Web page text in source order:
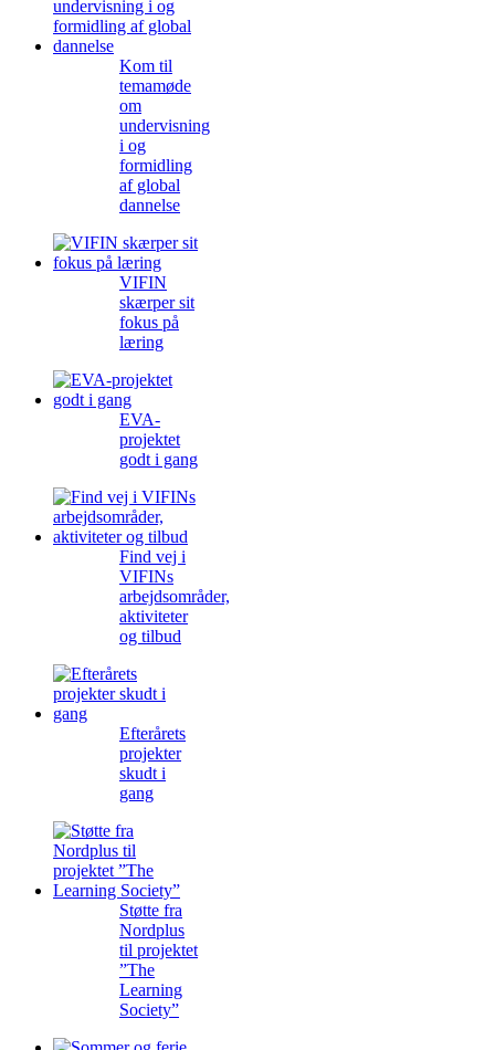
Kom til
temamøde
om
undervisning
i og
formidling
af global
dannelse
VIFIN
skærper sit
fokus på
læring
EVA-
projektet
godt i gang
Find vej i
VIFINs
arbejdsområder,
aktiviteter
og tilbud
Efterårets
projekter
skudt i
gang
Støtte fra
Nordplus
til projektet
”The
Learning
Society”